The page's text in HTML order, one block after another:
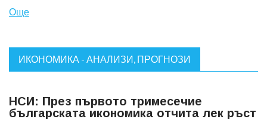
Още
ИКОНОМИКА - АНАЛИЗИ, ПРОГНОЗИ
НСИ: През първото тримесечие
българската икономика отчита лек ръст